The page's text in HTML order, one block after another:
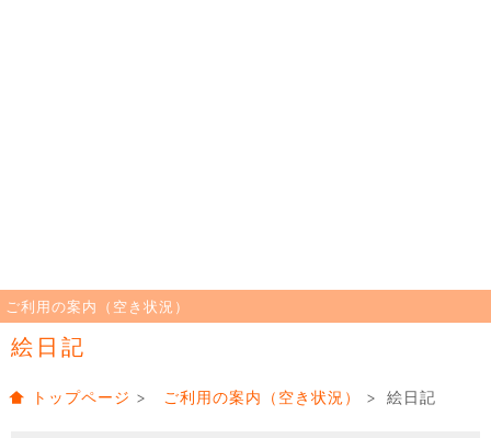
絵日記
ご利用の案内（空き状況）
トップページ > ご利用の案内（空き状況） > 絵日記